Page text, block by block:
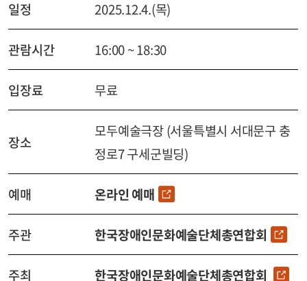
일정 2025.12.4.(목)
관람시간 16:00 ~ 18:30
입장료 무료
장소
모두예술극장 (서울특별시 서대문구 충
정로7 구세군빌딩)
예매 온라인 예매
주관 한국장애인문화예술단체총연합회
주최 한국장애인문화예술단체총연합회